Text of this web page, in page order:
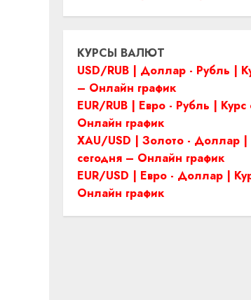
КУРСЫ ВАЛЮТ
USD/RUB | Доллар - Рубль |
– Онлайн график
EUR/RUB | Евро - Рубль | Курс
Онлайн график
XAU/USD | Золото - Доллар |
сегодня – Онлайн график
EUR/USD | Евро - Доллар |
Онлайн график